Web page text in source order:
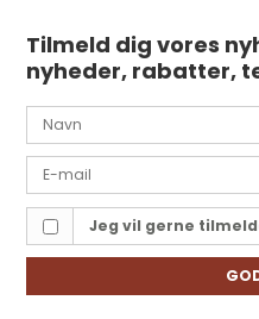
Tilmeld dig vores
nyheder, rabatter,
Jeg vil gerne